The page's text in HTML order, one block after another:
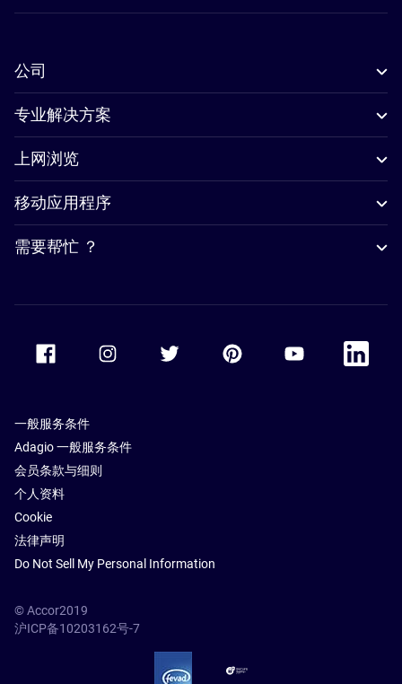
公司
专业解决方案
上网浏览
移动应用程序
需要帮忙 ？
Accor Youtube
Accor
一般服务条件
Adagio 一般服务条件
会员条款与细则
个人资料
Cookie
法律声明
Do Not Sell My Personal Information
© Accor2019
沪ICP备10203162号-7